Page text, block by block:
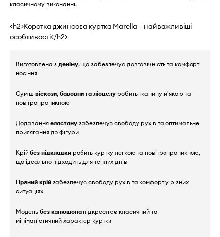
класичному виконанні.
<h2>Коротка джинсова куртка Marella – найважливіші
особливості</h2>
Виготовлена з деніму, що забезпечує довговічність та комфорт
носіння
Суміш віскози, бавовни та ліоцелу робить тканину м'якою та
повітропроникною
Додавання еластану забезпечує свободу рухів та оптимальне
прилягання до фігури
Крій без підкладки робить куртку легкою та повітропроникною,
що ідеально підходить для теплих днів
Прямий крій забезпечує свободу рухів та комфорт у різних
ситуаціях
Модель без капюшона підкреслює класичний та
мінімалістичний характер куртки